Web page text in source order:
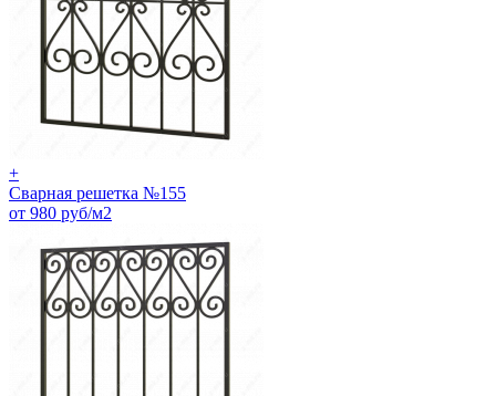
+
Сварная решетка №155
от 980 руб/м2